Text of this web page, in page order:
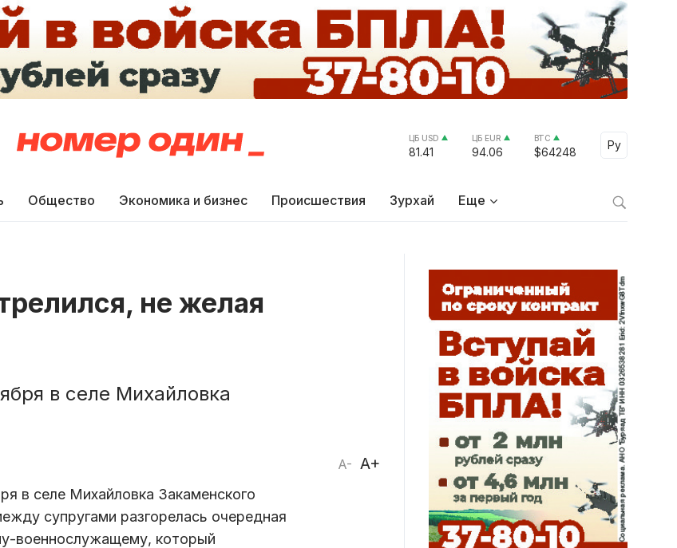
ЦБ USD
81.41
ЦБ EUR
94.06
BTC
$64248
Ру
Select
Общество Экономика и бизнес Происшествия Зурхай Еще
не желая
в селе Михайловка
A- A+
в селе Михайловка Закаменского
супругами разгорелась очередная
военнослужащему, который